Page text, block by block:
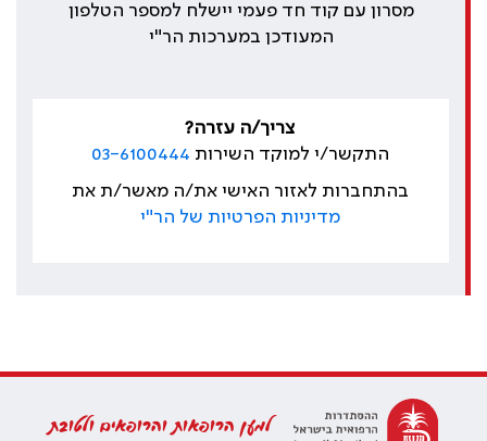
מסרון עם קוד חד פעמי יישלח למספר הטלפון
המעודכן במערכות הר"י
צריך/ה עזרה?
התקשר/י למוקד השירות 03-6100444
בהתחברות לאזור האישי את/ה מאשר/ת את
מדיניות הפרטיות של הר"י
למען הרופאות והרופאים ולטובת